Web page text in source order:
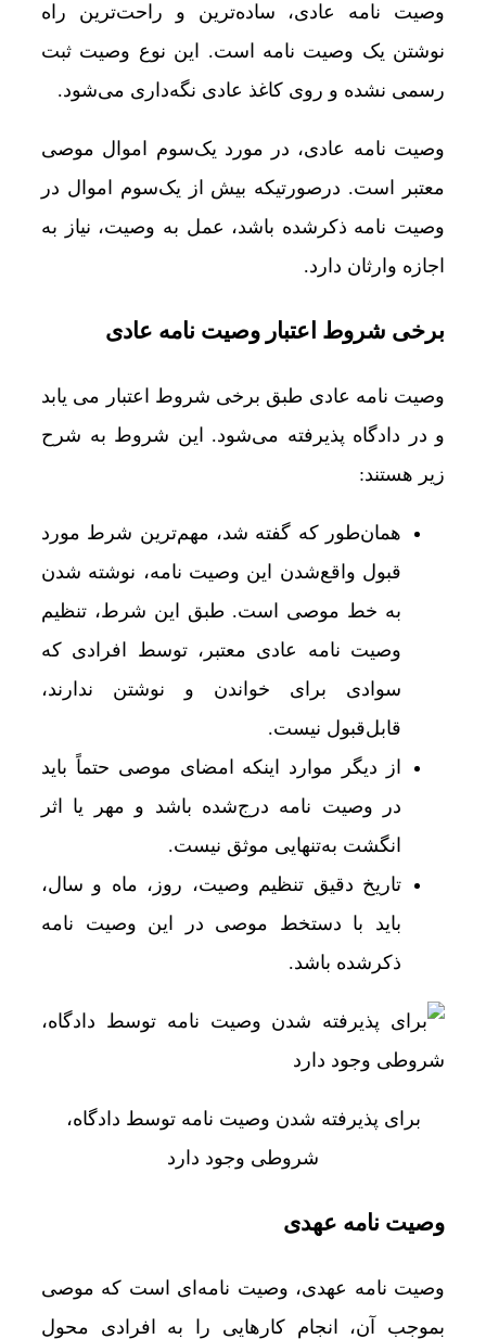
وصیت نامه عادی، ساده‌ترین و راحت‌ترین راه
نوشتن یک وصیت نامه است. این نوع وصیت ثبت
رسمی نشده و روی کاغذ عادی نگه‌داری می‌شود.
وصیت نامه عادی، در مورد یک‌سوم اموال موصی
معتبر است. درصورتیکه بیش از یک‌سوم اموال در
وصیت نامه ذکرشده باشد، عمل به وصیت، نیاز به
اجازه وارثان دارد.
برخی شروط اعتبار وصیت نامه عادی
وصیت نامه عادی طبق برخی شروط اعتبار می یابد
و در دادگاه پذیرفته می‌شود. این شروط به شرح
زیر هستند:
همان‌طور که گفته شد، مهم‌ترین شرط مورد
قبول واقع‌شدن این وصیت نامه، نوشته شدن
به خط موصی است. طبق این شرط، تنظیم
وصیت نامه عادی معتبر، توسط افرادی که
سوادی برای خواندن و نوشتن ندارند،
قابل‌قبول نیست.
از دیگر موارد اینکه امضای موصی حتماً باید
در وصیت نامه درج‌شده باشد و مهر یا اثر
انگشت به‌تنهایی موثق نیست.
تاریخ دقیق تنظیم وصیت، روز، ماه و سال،
باید با دستخط موصی در این وصیت نامه
ذکرشده باشد.
برای پذیرفته‌ شدن وصیت نامه توسط دادگاه،
شروطی وجود دارد
وصیت نامه عهدی
وصیت نامه عهدی، وصیت نامه‌ای است که موصی
بموجب آن، انجام کارهایی را به افرادی محول